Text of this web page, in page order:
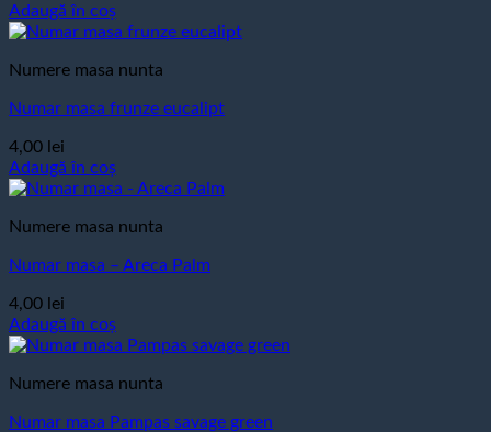
Adaugă în coș
Numere masa nunta
Numar masa frunze eucalipt
4,00 lei
Adaugă în coș
Numere masa nunta
Numar masa – Areca Palm
4,00 lei
Adaugă în coș
Numere masa nunta
Numar masa Pampas savage green